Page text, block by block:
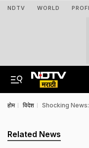
NDTV WORLD
होम विदेश Shocking News:
Related News